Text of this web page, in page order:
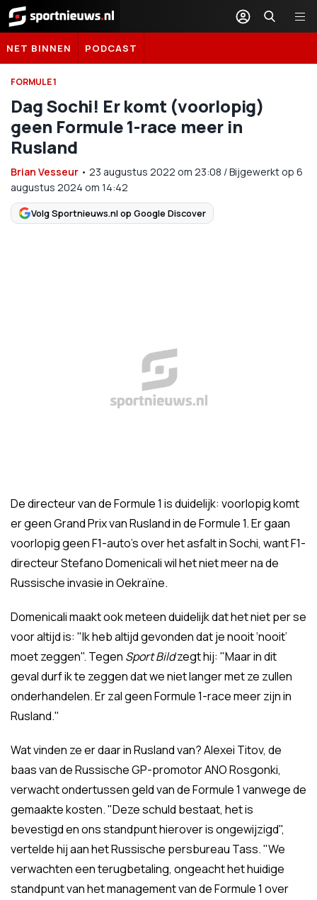
Sportnieuws.nl
NET BINNEN PODCAST
FORMULE 1
Dag Sochi! Er komt (voorlopig)
geen Formule 1-race meer in
Rusland
Brian Vesseur • 23 augustus 2022 om 23:08 /Bijgewerkt op 6
augustus 2024 om 14:42
Volg Sportnieuws.nl op Google Discover
De directeur van de Formule 1 is duidelijk: voorlopig komt
er geen Grand Prix van Rusland in de Formule 1. Er gaan
voorlopig geen F1-auto's over het asfalt in Sochi, want F1-
directeur Stefano Domenicali wil het niet meer na de
Russische invasie in Oekraïne.
Domenicali maakt ook meteen duidelijk dat het niet per se
voor altijd is: "Ik heb altijd gevonden dat je nooit ‘nooit’
moet zeggen". Tegen Sport Bildzegt hij: "Maar in dit
geval durf ik te zeggen dat we niet langer met ze zullen
onderhandelen. Er zal geen Formule 1-race meer zijn in
Rusland."
Wat vinden ze er daar in Rusland van? Alexei Titov, de
baas van de Russische GP-promotor ANO Rosgonki,
verwacht ondertussen geld van de Formule 1 vanwege de
gemaakte kosten. "Deze schuld bestaat, het is
bevestigd en ons standpunt hierover is ongewijzigd",
vertelde hij aan het Russische persbureau Tass. "We
verwachten een terugbetaling, ongeacht het huidige
standpunt van het management van de Formule 1 over